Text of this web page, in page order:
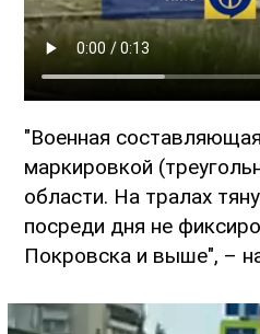
"Военная
маркировкой
области. На тралах
посреди дня не
Покровска и выше", –